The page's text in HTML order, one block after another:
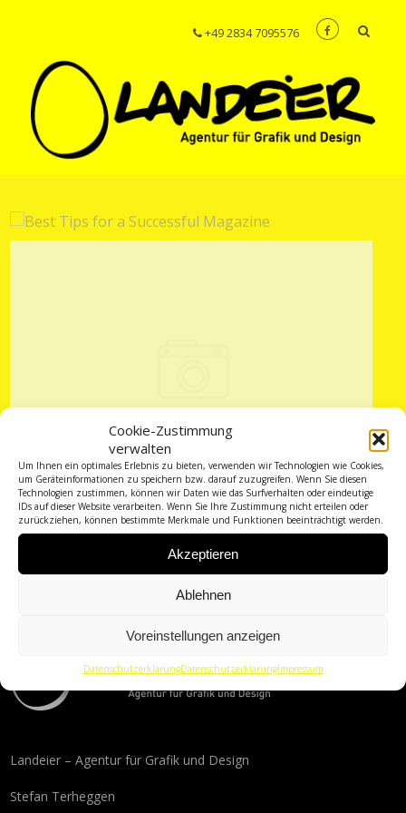
Cookie-Zustimmung
verwalten
Um Ihnen ein optimales Erlebnis zu bieten, verwenden wir Technologien wie Cookies,
um Geräteinformationen zu speichern bzw. darauf zuzugreifen. Wenn Sie diesen
Technologien zustimmen, können wir Daten wie das Surfverhalten oder eindeutige
IDs auf dieser Website verarbeiten. Wenn Sie Ihre Zustimmung nicht erteilen oder
zurückziehen, können bestimmte Merkmale und Funktionen beeinträchtigt werden.
Akzeptieren
Ablehnen
Voreinstellungen anzeigen
DatenschutzerklärungDatenschutzerklärungImpressum
+49 2834 7095576
Landeier – Agentur für Grafik und Design
Stefan Terheggen